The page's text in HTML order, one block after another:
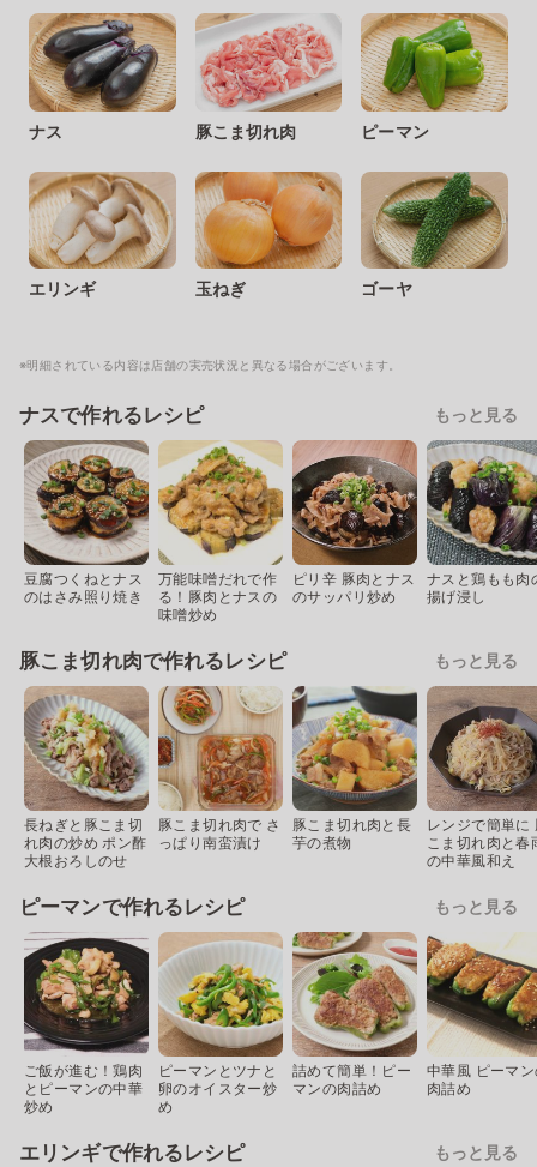
ナス 豚こま切れ肉 ピーマン
エリンギ 玉ねぎ ゴーヤ
※明細されている内容は店舗の実売状況と異なる場合がございます。
ナスで作れるレシピ もっと見る
豆腐つくねとナス
のはさみ照り焼き
万能味噌だれで作
る！豚肉とナスの
味噌炒め
ピリ辛 豚肉とナス
のサッパリ炒め
ナスと鶏もも肉
揚げ浸し
豚こま切れ肉で作れるレシピ もっと見る
長ねぎと豚こま切
れ肉の炒め ポン酢
大根おろしのせ
豚こま切れ肉で さ
っぱり南蛮漬け
豚こま切れ肉と長
芋の煮物
レンジで簡単に
こま切れ肉と春
の中華風和え
ピーマンで作れるレシピ もっと見る
ご飯が進む！鶏肉
とピーマンの中華
炒め
ピーマンとツナと
卵のオイスター炒
め
詰めて簡単！ピー
マンの肉詰め
中華風 ピーマ
肉詰め
エリンギで作れるレシピ もっと見る